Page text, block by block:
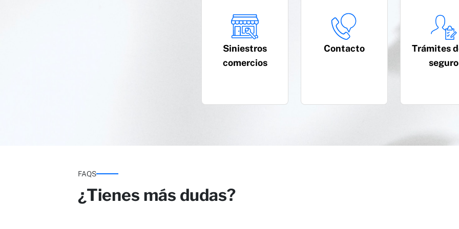
Siniestros
comercios
Contacto
Trámites
seguro
FAQS
¿Tienes más dudas?